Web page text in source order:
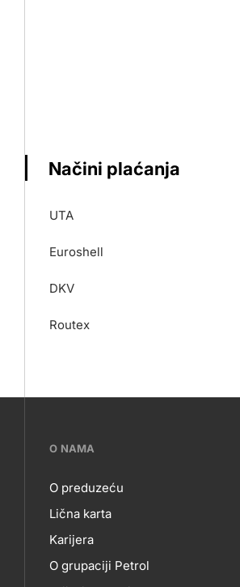
Načini plaćanja
UTA
Euroshell
DKV
Routex
???
petrol-
skupno.footer-
title???
O NAMA
O
O preduzeću
Lična karta
Karijera
O grupaciji Petrol